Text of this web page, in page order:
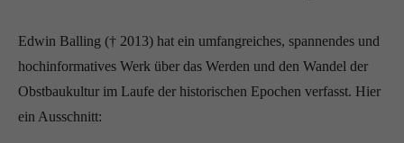
Edwin Balling († 2013) hat ein umfangreiches, spannendes und
hochinformatives Werk über das Werden und den Wandel der
Obstbaukultur im Laufe der historischen Epochen verfasst. Hier
ein Ausschnitt: